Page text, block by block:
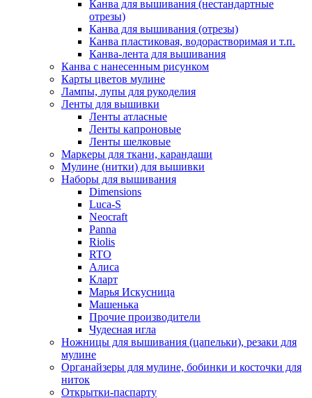
Канва для вышивания (нестандартные
отрезы)
Канва для вышивания (отрезы)
Канва пластиковая, водорастворимая и т.п.
Канва-лента для вышивания
Канва с нанесенным рисунком
Карты цветов мулине
Лампы, лупы для рукоделия
Ленты для вышивки
Ленты атласные
Ленты капроновые
Ленты шелковые
Маркеры для ткани, карандаши
Мулине (нитки) для вышивки
Наборы для вышивания
Dimensions
Luca-S
Neocraft
Panna
Riolis
RTO
Алиса
Кларт
Марья Искусница
Машенька
Прочие производители
Чудесная игла
Ножницы для вышивания (цапельки), резаки для
мулине
Органайзеры для мулине, бобинки и косточки для
ниток
Открытки-паспарту